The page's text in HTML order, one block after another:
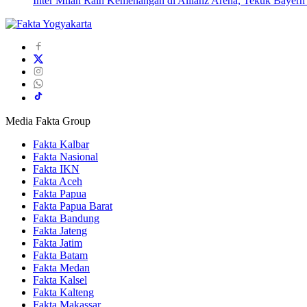
Media Fakta Group
Fakta Kalbar
Fakta Nasional
Fakta IKN
Fakta Aceh
Fakta Papua
Fakta Papua Barat
Fakta Bandung
Fakta Jateng
Fakta Jatim
Fakta Batam
Fakta Medan
Fakta Kalsel
Fakta Kalteng
Fakta Makassar